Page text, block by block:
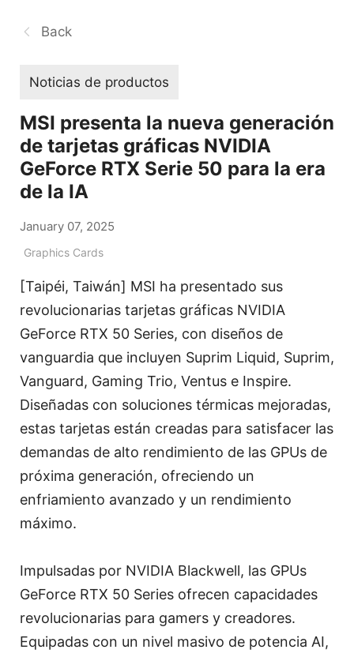
Back
Noticias de productos
MSI presenta la nueva generación
de tarjetas gráficas NVIDIA
GeForce RTX Serie 50 para la era
de la IA
January 07, 2025
Graphics Cards
[Taipéi, Taiwán] MSI ha presentado sus
revolucionarias tarjetas gráficas NVIDIA
GeForce RTX 50 Series, con diseños de
vanguardia que incluyen Suprim Liquid, Suprim,
Vanguard, Gaming Trio, Ventus e Inspire.
Diseñadas con soluciones térmicas mejoradas,
estas tarjetas están creadas para satisfacer las
demandas de alto rendimiento de las GPUs de
próxima generación, ofreciendo un
enfriamiento avanzado y un rendimiento
máximo.
Impulsadas por NVIDIA Blackwell, las GPUs
GeForce RTX 50 Series ofrecen capacidades
revolucionarias para gamers y creadores.
Equipadas con un nivel masivo de potencia AI,